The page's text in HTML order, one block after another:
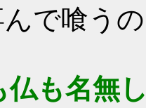
で喰う
仏も名無